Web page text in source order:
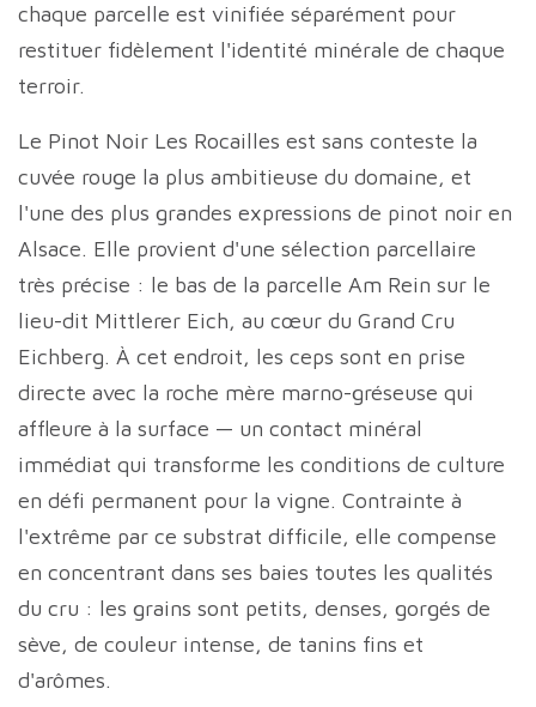
chaque parcelle est vinifiée séparément pour
restituer fidèlement l'identité minérale de chaque
terroir.
Le Pinot Noir Les Rocailles est sans conteste la
cuvée rouge la plus ambitieuse du domaine, et
l'une des plus grandes expressions de pinot noir en
Alsace. Elle provient d'une sélection parcellaire
très précise : le bas de la parcelle Am Rein sur le
lieu-dit Mittlerer Eich, au cœur du Grand Cru
Eichberg. À cet endroit, les ceps sont en prise
directe avec la roche mère marno-gréseuse qui
affleure à la surface — un contact minéral
immédiat qui transforme les conditions de culture
en défi permanent pour la vigne. Contrainte à
l'extrême par ce substrat difficile, elle compense
en concentrant dans ses baies toutes les qualités
du cru : les grains sont petits, denses, gorgés de
sève, de couleur intense, de tanins fins et
d'arômes.